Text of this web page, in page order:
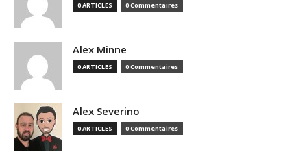
0 ARTICLES 0 Commentaires
Alex Minne
0 ARTICLES 0 Commentaires
Alex Severino
0 ARTICLES 0 Commentaires